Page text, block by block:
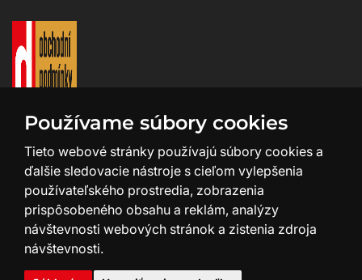
Používame súbory cookies
Tieto webové stránky používajú súbory cookies a
ďalšie sledovacie nástroje s cieľom vylepšenia
používateľského prostredia, zobrazenia
prispôsobeného obsahu a reklám, analýzy
návštevnosti webových stránok a zistenia zdroja
návštevnosti.